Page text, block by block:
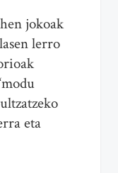
jokoak
lerro
eta